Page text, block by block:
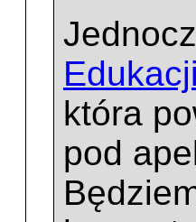
która
pod